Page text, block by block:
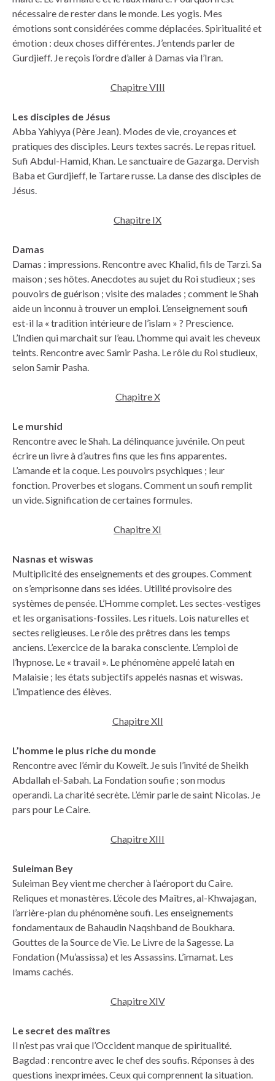
nécessaire de rester dans le monde. Les yogis. Mes
émotions sont considérées comme déplacées. Spiritualité et
émotion : deux choses différentes. J’entends parler de
Gurdjieff. Je reçois l’ordre d’aller à Damas via l’Iran.
Chapitre VIII
Les disciples de Jésus
Abba Yahiyya (Père Jean). Modes de vie, croyances et
pratiques des disciples. Leurs textes sacrés. Le repas rituel.
Sufi Abdul-Hamid, Khan. Le sanctuaire de Gazarga. Dervish
Baba et Gurdjieff, le Tartare russe. La danse des disciples de
Jésus.
Chapitre IX
Damas
Damas : impressions. Rencontre avec Khalid, fils de Tarzi. Sa
maison ; ses hôtes. Anecdotes au sujet du Roi studieux ; ses
pouvoirs de guérison ; visite des malades ; comment le Shah
aide un inconnu à trouver un emploi. L’enseignement soufi
est-il la « tradition intérieure de l’islam » ? Prescience.
L’Indien qui marchait sur l’eau. L’homme qui avait les cheveux
teints. Rencontre avec Samir Pasha. Le rôle du Roi studieux,
selon Samir Pasha.
Chapitre X
Le murshid
Rencontre avec le Shah. La délinquance juvénile. On peut
écrire un livre à d’autres fins que les fins apparentes.
L’amande et la coque. Les pouvoirs psychiques ; leur
fonction. Proverbes et slogans. Comment un soufi remplit
un vide. Signification de certaines formules.
Chapitre XI
Nasnas et wiswas
Multiplicité des enseignements et des groupes. Comment
on s’emprisonne dans ses idées. Utilité provisoire des
systèmes de pensée. L’Homme complet. Les sectes-vestiges
et les organisations-fossiles. Les rituels. Lois naturelles et
sectes religieuses. Le rôle des prêtres dans les temps
anciens. L’exercice de la baraka consciente. L’emploi de
l’hypnose. Le « travail ». Le phénomène appelé latah en
Malaisie ; les états subjectifs appelés nasnas et wiswas.
L’impatience des élèves.
Chapitre XII
L’homme le plus riche du monde
Rencontre avec l’émir du Koweït. Je suis l’invité de Sheikh
Abdallah el-Sabah. La Fondation soufie ; son modus
operandi. La charité secrète. L’émir parle de saint Nicolas. Je
pars pour Le Caire.
Chapitre XIII
Suleiman Bey
Suleiman Bey vient me chercher à l’aéroport du Caire.
Reliques et monastères. L’école des Maîtres, al-Khwajagan,
l’arrière-plan du phénomène soufi. Les enseignements
fondamentaux de Bahaudin Naqshband de Boukhara.
Gouttes de la Source de Vie. Le Livre de la Sagesse. La
Fondation (Mu’assissa) et les Assassins. L’imamat. Les
Imams cachés.
Chapitre XIV
Le secret des maîtres
Il n’est pas vrai que l’Occident manque de spiritualité.
Bagdad : rencontre avec le chef des soufis. Réponses à des
questions inexprimées. Ceux qui comprennent la situation.